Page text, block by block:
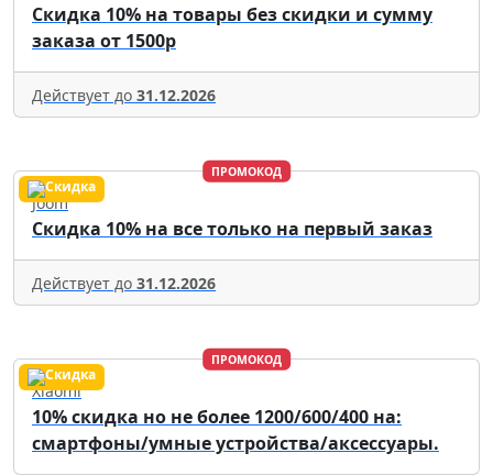
Скидка 10% на товары без скидки и сумму
заказа от 1500р
Действует до 31.12.2026
ПРОМОКОД
Joom
Скидка 10% на все только на первый заказ
Действует до 31.12.2026
ПРОМОКОД
Xiaomi
10% скидка но не более 1200/600/400 на:
смартфоны/умные устройства/аксессуары.